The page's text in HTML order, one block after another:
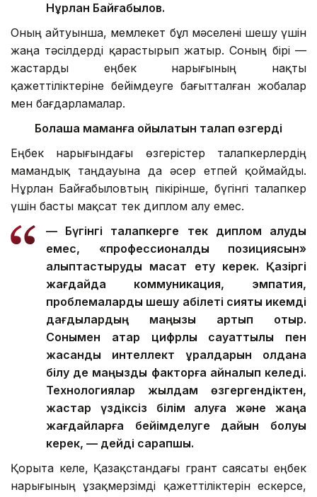
Нұрлан Байғабылов.
Оның айтуынша, мемлекет бұл мәселені шешу үшін
жаңа тәсілдерді қарастырып жатыр. Соның бірі —
жастарды еңбек нарығының нақты
қажеттіліктеріне бейімдеуге бағытталған жобалар
мен бағдарламалар.
Болашақ маманға қойылатын талап өзгерді
Еңбек нарығындағы өзгерістер талапкерлердің
мамандық таңдауына да әсер етпей қоймайды.
Нұрлан Байғабыловтың пікірінше, бүгінгі талапкер
үшін басты мақсат тек диплом алу емес.
— Бүгінгі талапкерге тек диплом алуды
емес, «профессионалды позициясын»
қалыптастыруды мақсат ету керек. Қазіргі
жағдайда коммуникация, эмпатия,
проблемаларды шешу қабілеті сияқты икемді
дағдылардың маңызы артып отыр.
Сонымен қатар цифрлық сауаттылық пен
жасанды интеллект құралдарын қолдана
білу де маңызды факторға айналып келеді.
Технологиялар жылдам өзгергендіктен,
жастар үздіксіз білім алуға және жаңа
жағдайларға бейімделуге дайын болуы
керек, — дейді сарапшы.
Қорыта келе, Қазақстандағы грант саясаты еңбек
нарығының ұзақмерзімді қажеттіліктерін ескерсе,